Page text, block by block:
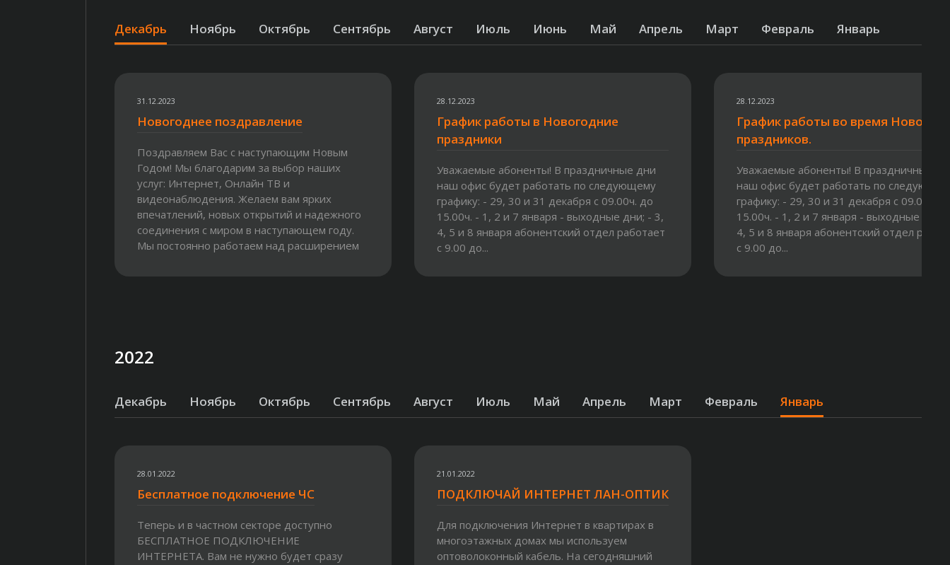
Декабрь Ноябрь Октябрь Сентябрь Август Июль Июнь Май Апрель Март Февраль Январь
31.12.2023
Новогоднее поздравление
Поздравляем Вас с наступающим Новым
Годом! Мы благодарим за выбор наших
услуг: Интернет, Онлайн ТВ и
видеонаблюдения. Желаем вам ярких
впечатлений, новых открытий и надежного
соединения с миром в наступающем году.
Мы постоянно работаем над расширением
28.12.2023
График работы в Новогодние
праздники
Уважаемые абоненты! В праздничные дни
наш офис будет работать по следующему
графику: - 29, 30 и 31 декабря с 09.00ч. до
15.00ч. - 1, 2 и 7 января - выходные дни; - 3,
4, 5 и 8 января абонентский отдел работает
с 9.00 до...
28.12.2023
График работы во время
праздников.
Уважаемые абоненты! В праздничные
наш офис будет работать по
графику: - 29, 30 и 31 декабря с 09.00ч.
15.00ч. - 1, 2 и 7 января - выходные дни;
4, 5 и 8 января абонентский отдел
с 9.00 до...
2022
Декабрь Ноябрь Октябрь Сентябрь Август Июль Май Апрель Март Февраль Январь
28.01.2022
Бесплатное подключение ЧС
Теперь и в частном секторе доступно
БЕСПЛАТНОЕ ПОДКЛЮЧЕНИЕ
ИНТЕРНЕТА. Вам не нужно будет сразу
21.01.2022
ПОДКЛЮЧАЙ ИНТЕРНЕТ ЛАН-ОПТИК
Для подключения Интернет в квартирах в
многоэтажных домах мы используем
оптоволоконный кабель. На сегодняшний